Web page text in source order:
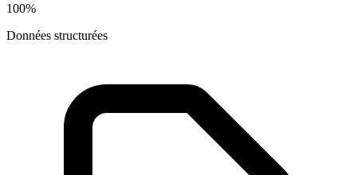
100%
Données structurées